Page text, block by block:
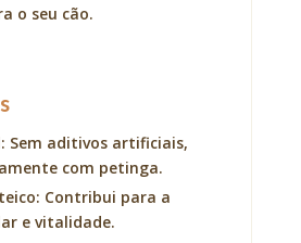
o seu cão.
Sem aditivos artificiais,
com petinga.
Contribui para a
e vitalidade.